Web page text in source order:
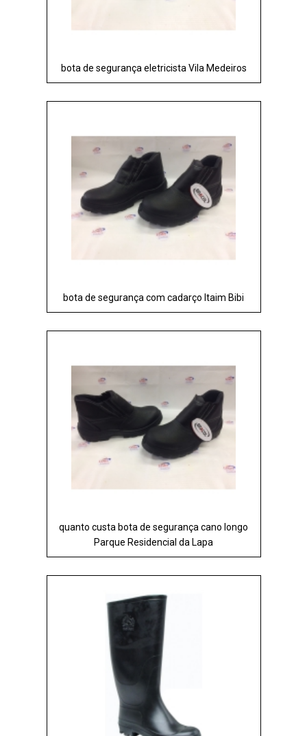
bota de segurança eletricista Vila Medeiros
bota de segurança com cadarço Itaim Bibi
quanto custa bota de segurança cano longo
Parque Residencial da Lapa